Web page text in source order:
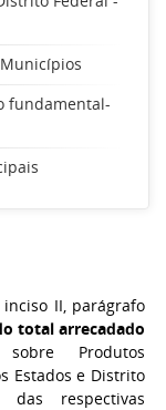
fundamental-
II, parágrafo
total arrecadado
Produtos
Estados e Distrito
das respectivas